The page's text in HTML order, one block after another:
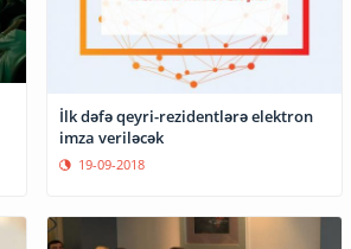
İlk dəfə qeyri-rezidentlərə elektron
imza veriləcək
19-09-2018